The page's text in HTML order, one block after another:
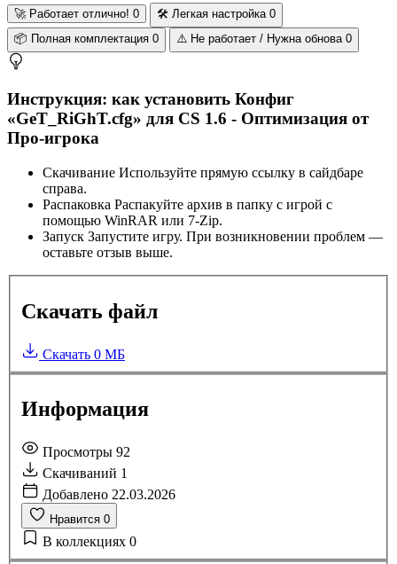
🚀Работает отлично! 0 🛠️ Легкая настройка 0
📦 Полная комплектация 0 ⚠️ Не работает / Нужна обнова 0
Инструкция: как установить Конфиг
«GeT_RiGhT.cfg» для CS 1.6 - Оптимизация от
Про-игрока
Скачивание Используйте прямую ссылку в сайдбаре
справа.
Распаковка Распакуйте архив в папку с игрой с
помощью WinRAR или 7-Zip.
Запуск Запустите игру. При возникновении проблем —
оставьте отзыв выше.
Скачать файл
Скачать 0 МБ
Информация
Просмотры 92
Скачиваний 1
Добавлено 22.03.2026
Нравится 0
В коллекциях 0